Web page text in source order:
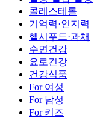
콜레스테롤
기억력·인지력
헬시푸드·과채
수면건강
요로건강
건강식품
For 여성
For 남성
For 키즈